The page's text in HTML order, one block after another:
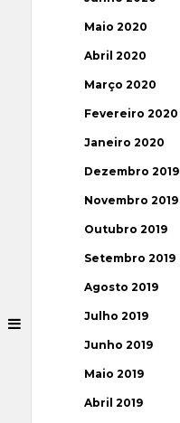
Maio 2020
Abril 2020
Março 2020
Fevereiro 2020
Janeiro 2020
Dezembro 2019
Novembro 2019
Outubro 2019
Setembro 2019
Agosto 2019
Julho 2019
Junho 2019
Maio 2019
Abril 2019